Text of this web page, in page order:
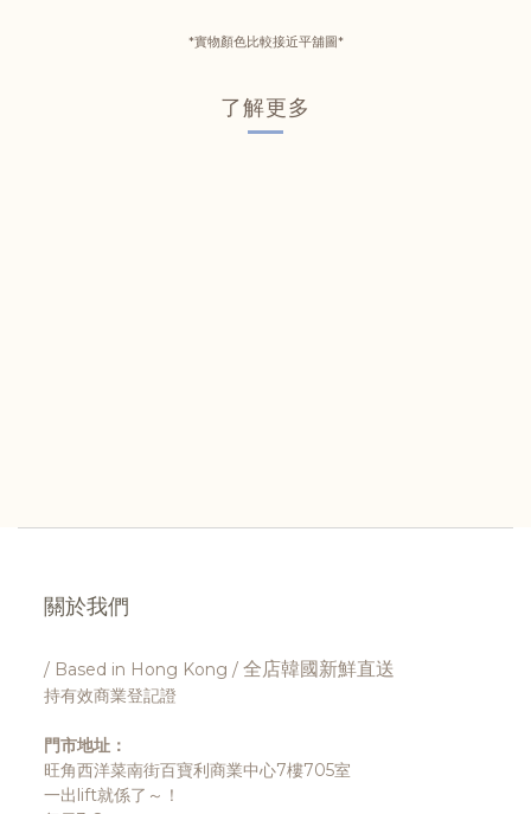
*實物顏色比較接近平舖圖*
了解更多
關於我們
/ Based in Hong Kong / 全店韓國新鮮直送
持有效商業登記證
門市地址：
旺角西洋菜南街百寶利商業中心7樓705室
一出lift就係了～！